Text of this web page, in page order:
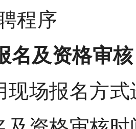
程序
名及资格审核
现场报名方